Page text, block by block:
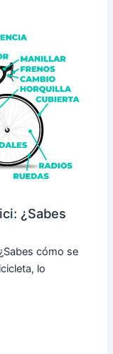
¿Sabes
cómo se
lo